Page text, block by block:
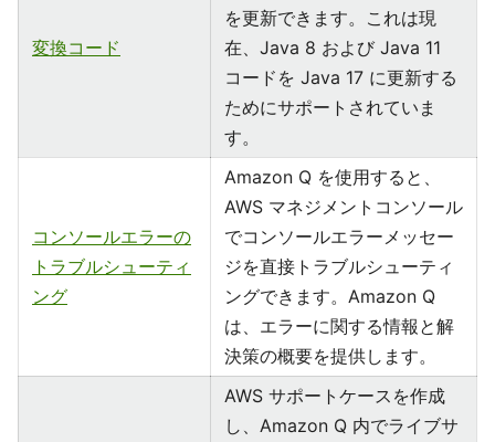
変換コード
を更新できます。これは現
在、Java 8 および Java 11
コードを Java 17 に更新する
ためにサポートされていま
す。
コンソールエラーの
トラブルシューティ
ング
Amazon Q を使用すると、
AWS マネジメントコンソール
でコンソールエラーメッセー
ジを直接トラブルシューティ
ングできます。Amazon Q
は、エラーに関する情報と解
決策の概要を提供します。
AWS サポートケースを作成
し、Amazon Q 内でライブサ